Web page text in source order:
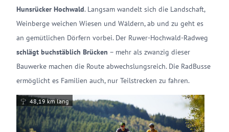
Hunsrücker Hochwald. Langsam wandelt sich die Landschaft,
Weinberge weichen Wiesen und Wäldern, ab und zu geht es
an gemütlichen Dörfern vorbei. Der Ruwer-Hochwald-Radweg
schlägt buchstäblich Brücken – mehr als zwanzig dieser
Bauwerke machen die Route abwechslungsreich. Die RadBusse
ermöglicht es Familien auch, nur Teilstrecken zu fahren.
48,19 km lang